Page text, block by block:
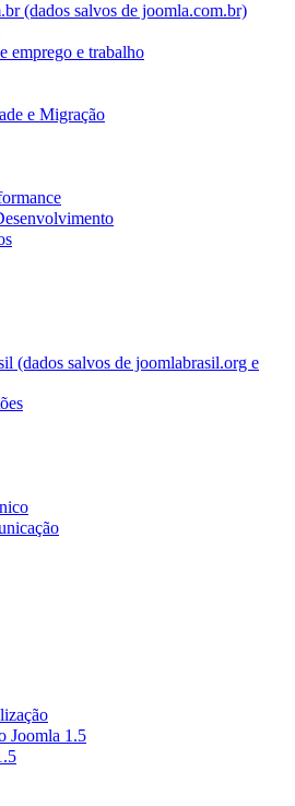
(dados salvos de joomla.com.br)
e trabalho
e Migração
(dados salvos de joomlabrasil.org e
Joomla 1.5